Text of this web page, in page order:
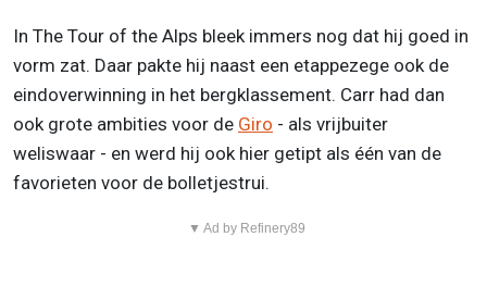
In The Tour of the Alps bleek immers nog dat hij goed in
vorm zat. Daar pakte hij naast een etappezege ook de
eindoverwinning in het bergklassement. Carr had dan
ook grote ambities voor de Giro - als vrijbuiter
weliswaar - en werd hij ook hier getipt als één van de
favorieten voor de bolletjestrui.
▼ Ad by Refinery89